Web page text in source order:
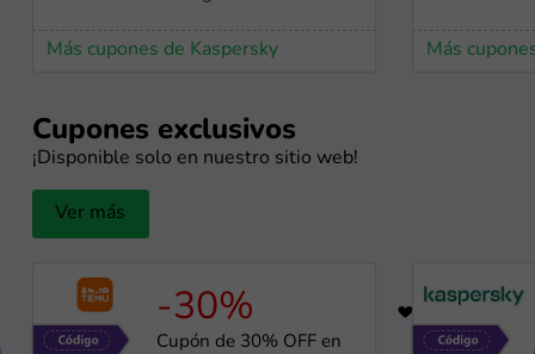
Más cupones de Kaspersky Más
Cupones exclusivos
¡Disponible solo en nuestro sitio web!
Ver más
-30%
Cupón de 30% OFF en